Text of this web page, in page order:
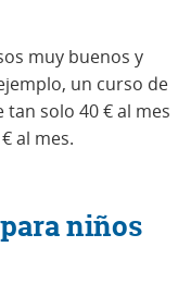
muy buenos y
un curso de
solo 40 € al mes
al mes.
niños